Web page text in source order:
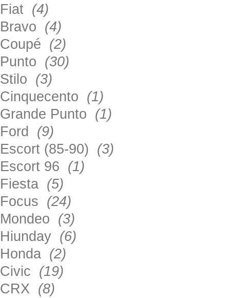
Fiat (4)
Bravo (4)
Coupé (2)
Punto (30)
Stilo (3)
Cinquecento (1)
Grande Punto (1)
Ford (9)
Escort (85-90) (3)
Escort 96 (1)
Fiesta (5)
Focus (24)
Mondeo (3)
Hiunday (6)
Honda (2)
Civic (19)
CRX (8)